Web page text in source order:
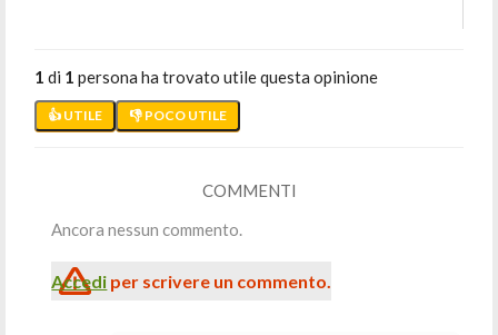
1 di 1 persona ha trovato utile questa opinione
👍 UTILE 👎 POCO UTILE
COMMENTI
Ancora nessun commento.
Accedi per scrivere un commento.